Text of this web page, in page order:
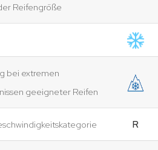
Reifengröße
bei extremen
geeigneter Reifen
R